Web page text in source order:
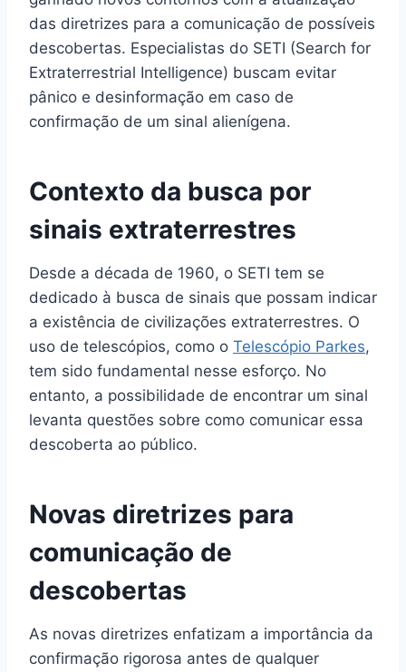
das diretrizes para a comunicação de possíveis
descobertas. Especialistas do SETI (Search for
Extraterrestrial Intelligence) buscam evitar
pânico e desinformação em caso de
confirmação de um sinal alienígena.
Contexto da busca por
sinais extraterrestres
Desde a década de 1960, o SETI tem se
dedicado à busca de sinais que possam indicar
a existência de civilizações extraterrestres. O
uso de telescópios, como o Telescópio Parkes,
tem sido fundamental nesse esforço. No
entanto, a possibilidade de encontrar um sinal
levanta questões sobre como comunicar essa
descoberta ao público.
Novas diretrizes para
comunicação de
descobertas
As novas diretrizes enfatizam a importância da
confirmação rigorosa antes de qualquer